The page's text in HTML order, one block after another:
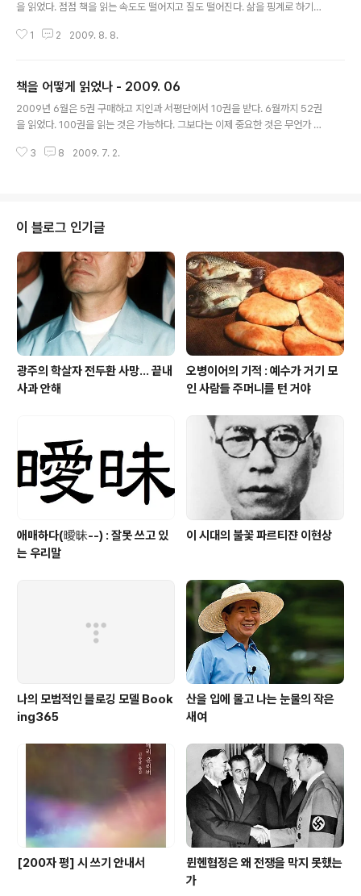
을 읽었다. 점점 책을 읽는 속도도 떨어지고 질도 떨어진다. 삶을 핑계로 하기에
다. 이번 달은 읽은 책 중에서 추천하거나 좋다고 느낀 책이 없다. 살아가는 것에
누구든 얼마나 외롭든)을 처음 접했다. 적지않게 혼란스러웠다. 예산이 부족한
드라마를 보는 느낌이었다. 소설에 등장하는 인물들은 어찌 그렇게 묘하게 엮어
져있다. 살아가면서 그런 누군가를 만나본 기억이 있던가? 작위적으로 얼개를
1 2 2009. 8. 8.
책을 어떻게 읽었나 - 2009. 06
2009년 6월은 5권 구매하고 지인과 서평단에서 10권을 받다. 6월까지 52권
을 읽었다. 100권을 읽는 것은 가능하다. 그보다는 이제 중요한 것은 무언가 같
단점이 있으므로 조화로운 책 선택이 필요하다. 이번 달 읽은 책 중에서는 미애
하여도 같은 결론이다. 는 한국사를 다른 시각에서 바라보게 하였고 전쟁이라는
단면으로 또는 역사의 한 흐름이라는 측면에서 전쟁이 아닌 전쟁이라는 본연의
모습을 보게..
3 8 2009. 7. 2.
이 블로그 인기글
광주의 학살자 전두환 사망... 끝내
사과 안해
오병이어의 기적 : 예수가 거기 모
인 사람들 주머니를 턴 거야
애매하다(曖昧--) : 잘못 쓰고 있
는 우리말
이 시대의 불꽃 파르티쟌 이현상
나의 모범적인 블로깅 모델 Book
ing365
산을 입에 물고 나는 눈물의 작은
새여
[200자 평] 시 쓰기 안내서
뮌헨협정은 왜 전쟁을 막지 못했는
가